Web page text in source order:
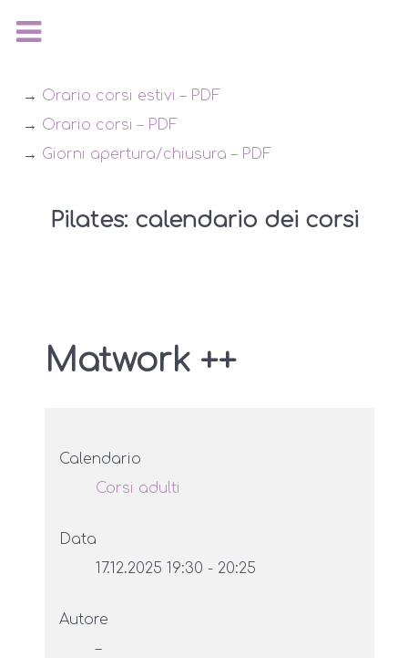
→ Orario corsi estivi – PDF
→ Orario corsi – PDF
→ Giorni apertura/chiusura – PDF
Pilates: calendario dei corsi
Matwork ++
Calendario
Corsi adulti
Data
17.12.2025 19:30 - 20:25
Autore
–